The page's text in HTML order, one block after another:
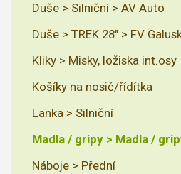
Duše > Silniční > AV Auto
Duše > TREK 28" > FV
Kliky > Misky, ložiska int.osy
Košíky na nosič/řídítka
Lanka > Silniční
Madla / gripy > Madla /
Náboje > Přední